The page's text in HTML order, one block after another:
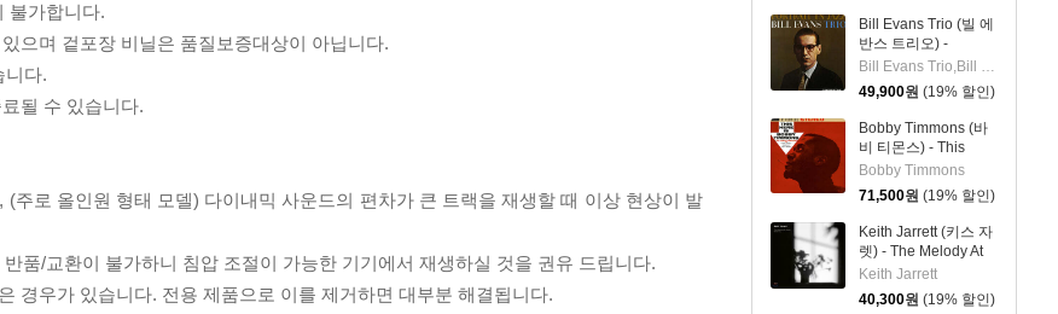
Bill Evans Trio (빌 에
반스 트리오) -
Portrait In Jazz [LP] Bill Evans Trio,Bill Evans,Paul Motian,Scott LaFaro,Orrin Keepnews
49,900원 (19% 할인)
Bobby Timmons (바
비 티몬스) - This
Here Is Bobby
Timmons [LP]
Bobby Timmons
71,500원 (19% 할인)
Keith Jarrett (키스 자
렛) - The Melody At
Night, With You [LP]
Keith Jarrett
40,300원 (19% 할인)
불가합니다.
으며 겉포장 비닐은 품질보증대상이 아닙니다.
니다.
될 수 있습니다.
주로 올인원 형태 모델) 다이내믹 사운드의 편차가 큰 트랙을 재생할 때 이상 현상이 발
품/교환이 불가하니 침압 조절이 가능한 기기에서 재생하실 것을 권유 드립니다.
경우가 있습니다. 전용 제품으로 이를 제거하면 대부분 해결됩니다.